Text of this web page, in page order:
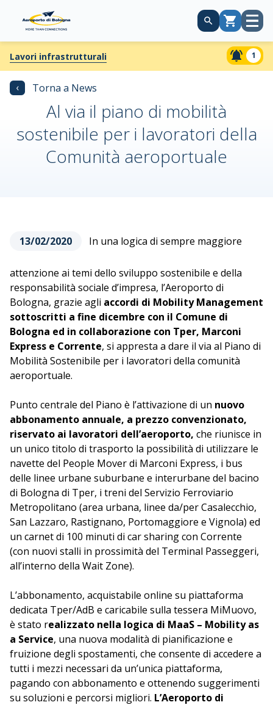
CarrelloApri
Lavori infrastrutturali 1
‹ Torna a News
Al via il piano di mobilità
sostenibile per i lavoratori della
Comunità aeroportuale
13/02/2020 In una logica di sempre maggiore
attenzione ai temi dello sviluppo sostenibile e della
responsabilità sociale d’impresa, l’Aeroporto di
Bologna, grazie agli accordi di Mobility Management
sottoscritti a fine dicembre con il Comune di
Bologna ed in collaborazione con Tper, Marconi
Express e Corrente, si appresta a dare il via al Piano di
Mobilità Sostenibile per i lavoratori della comunità
aeroportuale.
Punto centrale del Piano è l’attivazione di un nuovo
abbonamento annuale, a prezzo convenzionato,
riservato ai lavoratori dell’aeroporto, che riunisce in
un unico titolo di trasporto la possibilità di utilizzare le
navette del People Mover di Marconi Express, i bus
delle linee urbane suburbane e interurbane del bacino
di Bologna di Tper, i treni del Servizio Ferroviario
Metropolitano (area urbana, linee da/per Casalecchio,
San Lazzaro, Rastignano, Portomaggiore e Vignola) ed
un carnet di 100 minuti di car sharing con Corrente
(con nuovi stalli in prossimità del Terminal Passeggeri,
all’interno della Wait Zone).
L’abbonamento, acquistabile online su piattaforma
dedicata Tper/AdB e caricabile sulla tessera MiMuovo,
è stato realizzato nella logica di MaaS – Mobility as
a Service, una nuova modalità di pianificazione e
fruizione degli spostamenti, che consente di accedere a
tutti i mezzi necessari da un’unica piattaforma,
pagando con abbonamento e ottenendo suggerimenti
su soluzioni e percorsi migliori. L’Aeroporto di